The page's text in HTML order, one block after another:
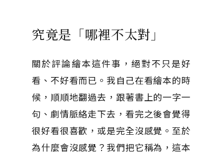
究竟是「哪裡不太對」
關於評論繪本這件事，絕對不只是好
看、不好看而已。我自己在看繪本的時
候，順順地翻過去，跟著書上的一字一
句、劇情脈絡走下去，看完之後會覺得
很好看很喜歡，或是完全沒感覺。至於
為什麼會沒感覺？我們把它稱為，這本